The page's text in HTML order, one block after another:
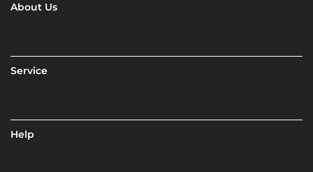
About Us
Service
Help